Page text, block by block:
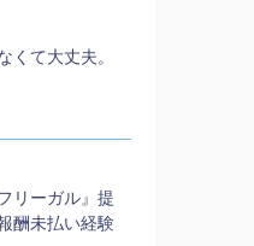
くて大丈夫。
リーガル』提
酬未払い経験